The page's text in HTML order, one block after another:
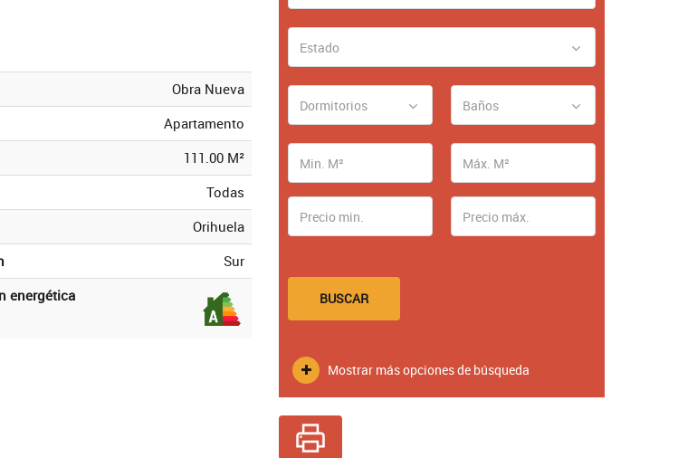
Obra Nueva
Apartamento
111.00 M²
Todas
Orihuela
Sur
energética
Estado
Dormitorios Baños
BUSCAR
Mostrar más opciones de búsqueda